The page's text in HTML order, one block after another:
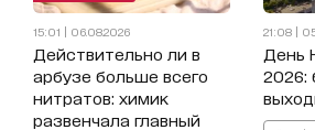
15:01 | 06.08.2026
Действительно ли в
арбузе больше всего
нитратов: химик
развенчала главный
21:08 |
День
2026: